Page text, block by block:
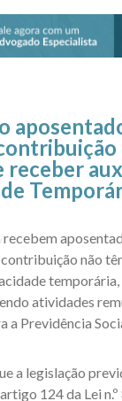
receber
recebem
não
temporária,
atividades
a Previdência
a legislação
124 da Lei